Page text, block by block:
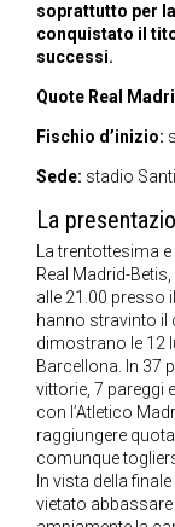
soprattutto per
conquistato il
successi.
Quote Real
Fischio d’inizio:
Sede: stadio
La
La trentottesima
Real Madrid-
alle 21.00 presso
hanno stravinto il
dimostrano le 12
Barcellona. In 37
vittorie, 7 pareggi
con l’Atletico
raggiungere
comunque
In vista della
vietato